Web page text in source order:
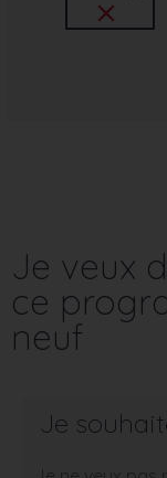
Je veux
ce
neuf
Je